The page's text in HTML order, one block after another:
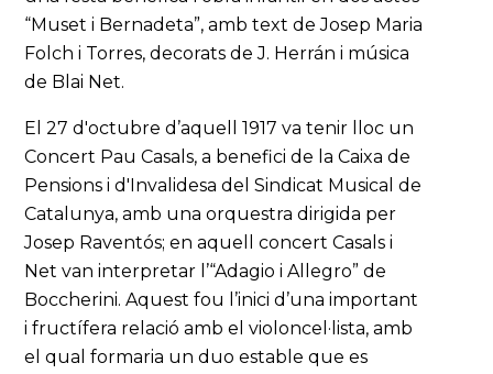
“Muset i Bernadeta”, amb text de Josep Maria
Folch i Torres, decorats de J. Herrán i música
de Blai Net.
El 27 d'octubre d’aquell 1917 va tenir lloc un
Concert Pau Casals, a benefici de la Caixa de
Pensions i d'Invalidesa del Sindicat Musical de
Catalunya, amb una orquestra dirigida per
Josep Raventós; en aquell concert Casals i
Net van interpretar l’“Adagio i Allegro” de
Boccherini. Aquest fou l’inici d’una important
i fructífera relació amb el violoncel·lista, amb
el qual formaria un duo estable que es